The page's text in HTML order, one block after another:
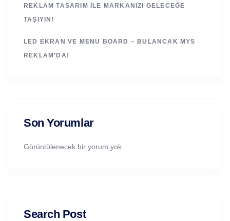
REKLAM TASARIM ILE MARKANIZI GELECEĞE
TAŞIYIN!
LED EKRAN VE MENU BOARD – BULANCAK MYS
REKLAM’DA!
Son Yorumlar
Görüntülenecek bir yorum yok.
Search Post